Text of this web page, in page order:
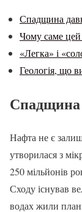
Спадщина
Чому саме цей
«Легка» і
Геологія, що
Спадщина
Нафта не є
утворилася з
250 мільйонів
Сходу існував
водах жили